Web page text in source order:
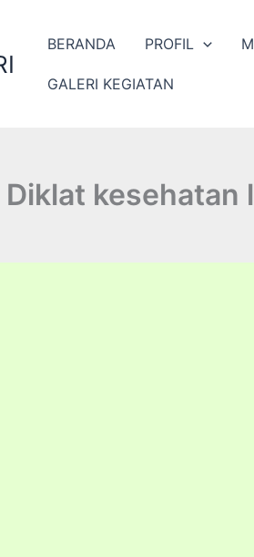
BERANDA PROFIL
GALERI KEGIATAN
Diklat kesehatan